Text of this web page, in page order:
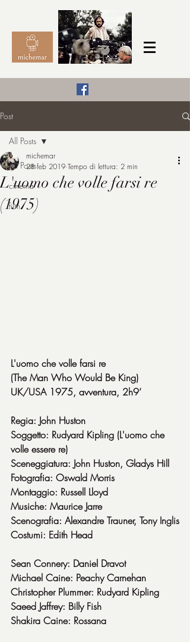
michemar
Post
All Posts
cinema
film
All Posts
L'uomo che volle farsi re
(1975)
michemar
28 feb 2019 Tempo di lettura: 2 min
L'uomo che volle farsi re
(The Man Who Would Be King)
UK/USA 1975, avventura, 2h9’
Regia: John Huston
Soggetto: Rudyard Kipling (L'uomo che
volle essere re)
Sceneggiatura: John Huston, Gladys Hill
Fotografia: Oswald Morris
Montaggio: Russell Lloyd
Musiche: Maurice Jarre
Scenografia: Alexandre Trauner, Tony Inglis
Costumi: Edith Head
Sean Connery: Daniel Dravot
Michael Caine: Peachy Carnehan
Christopher Plummer: Rudyard Kipling
Saeed Jaffrey: Billy Fish
Shakira Caine: Rossana